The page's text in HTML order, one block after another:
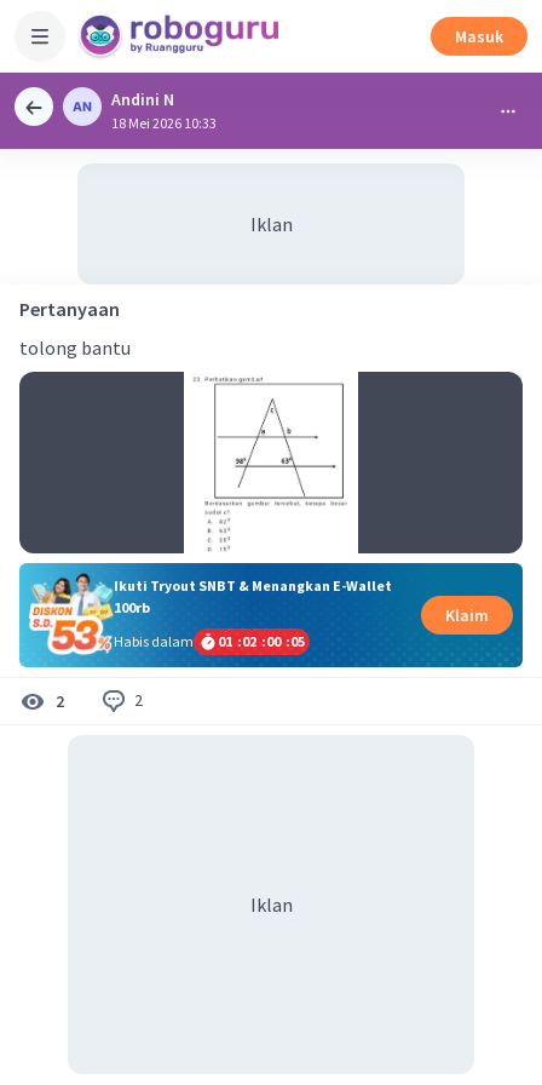
Masuk
Andini N
18 Mei 2026 10:33
Iklan
Pertanyaan
tolong bantu
Ikuti Tryout SNBT & Menangkan E-Wallet
100rb
Habis dalam
01 :02 :00 :05
Klaim
2 2
Iklan